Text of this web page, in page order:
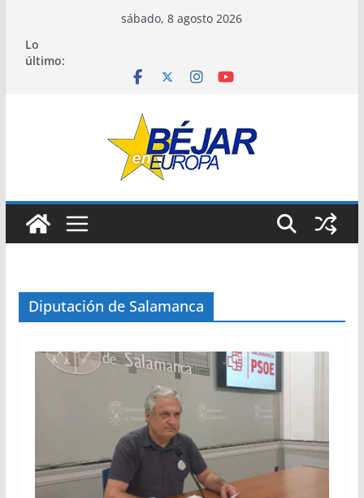
contenido
sábado, 8 agosto 2026
Lo
último:
Diputación de Salamanca